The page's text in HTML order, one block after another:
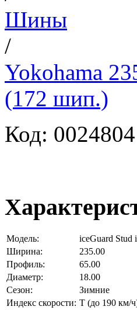
Шины
/
Yokohama
(172 шип.)
Код:
Модель:
iceGuard Stud
Ширина:
235.00
Профиль:
65.00
Диаметр:
18.00
Сезон:
Зимние
Индекс скорости: T (до 190 км/